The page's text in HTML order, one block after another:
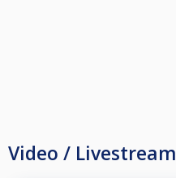
Video / Livestream